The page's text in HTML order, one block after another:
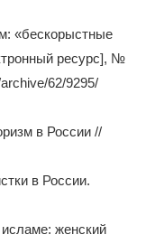
«бескорыстные
ресурс], №
62/9295/
в России //
в России.
женский